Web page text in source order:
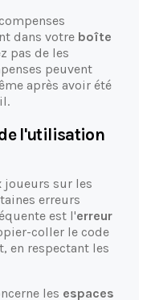
dans votre boîte
pas de les
peuvent
après avoir été
l'utilisation
joueurs sur les
erreurs
est l'erreur
coller le code
en respectant les
les espaces